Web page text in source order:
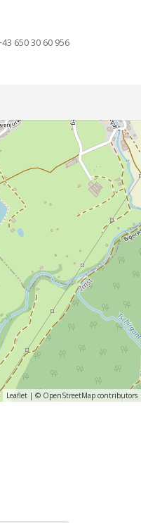
650 30 60 956
Leaflet | © OpenStreetMap contributors